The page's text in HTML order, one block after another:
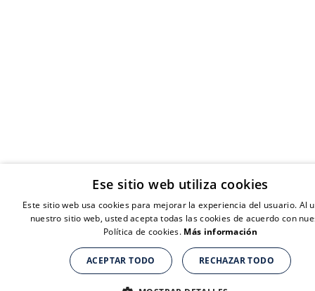
Suplementos nutricionales para personas de + de 40 años
Ese sitio web utiliza cookies
Este sitio web usa cookies para mejorar la experiencia del usuario. Al
nuestro sitio web, usted acepta todas las cookies de acuerdo con
Política de cookies. Más información
ACEPTAR TODO RECHAZAR TODO